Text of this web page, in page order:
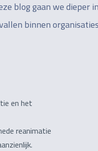
blog gaan we dieper
binnen
en het
reanimatie